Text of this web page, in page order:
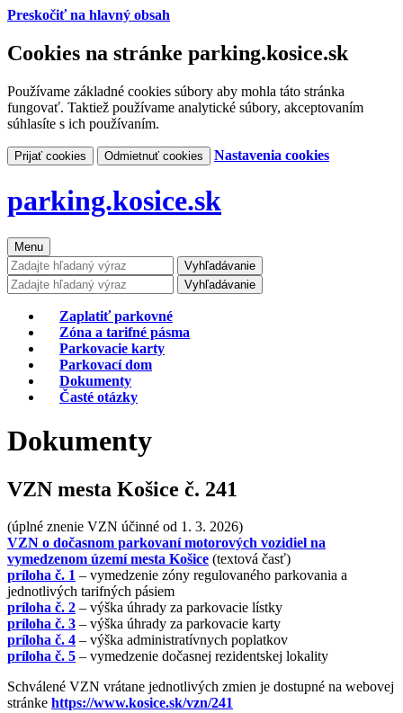
Preskočiť na hlavný obsah
Cookies na stránke parking.kosice.sk
Používame základné cookies súbory aby mohla táto stránka
fungovať. Taktiež používame analytické súbory, akceptovaním
súhlasíte s ich používaním.
Prijať cookies Odmietnuť cookies Nastavenia cookies
parking.kosice.sk
Menu
Vyhľadávanie
Vyhľadávanie
Zaplatiť parkovné
Zóna a tarifné pásma
Parkovacie karty
Parkovací dom
Dokumenty
Časté otázky
Dokumenty
VZN mesta Košice č. 241
(úplné znenie VZN účinné od 1. 3. 2026)
VZN o dočasnom parkovaní motorových vozidiel na
vymedzenom území mesta Košice (textová časť)
príloha č. 1 – vymedzenie zóny regulovaného parkovania a
jednotlivých tarifných pásiem
príloha č. 2 – výška úhrady za parkovacie lístky
príloha č. 3 – výška úhrady za parkovacie karty
príloha č. 4 – výška administratívnych poplatkov
príloha č. 5 – vymedzenie dočasnej rezidentskej lokality
Schválené VZN vrátane jednotlivých zmien je dostupné na webovej
stránke https://www.kosice.sk/vzn/241